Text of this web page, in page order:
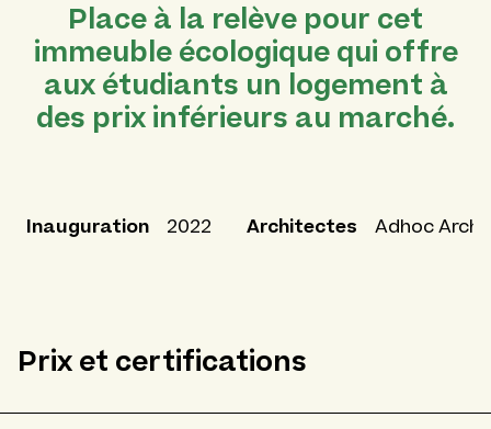
Place à la relève pour cet
immeuble écologique qui offre
aux étudiants un logement à
des prix inférieurs au marché.
Inauguration 2022 Architectes Adhoc
Prix et certifications